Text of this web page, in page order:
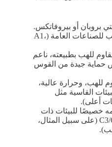
بروبان أو بيروفاتكس.
اقتصادي وجيد التهوية. مناسب للصناعات العامة (A1،
للهب بطبيعته، ناعم
حماية جيدة من القوس
للهب، وحرارة عالية،
القاسية مثل
أعلى).
خصيصًا للبيئات ذات
الحرارة الإشعاعية العالية C3/C4 (على سبيل المثال،